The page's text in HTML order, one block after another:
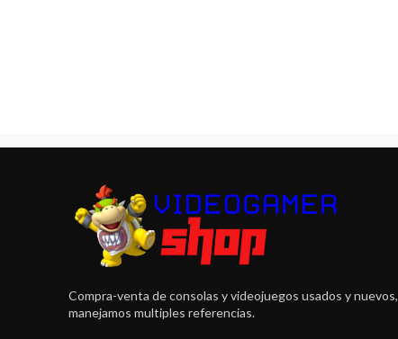
Compra-venta de consolas y videojuegos usados y nuevos,
manejamos multiples referencias.